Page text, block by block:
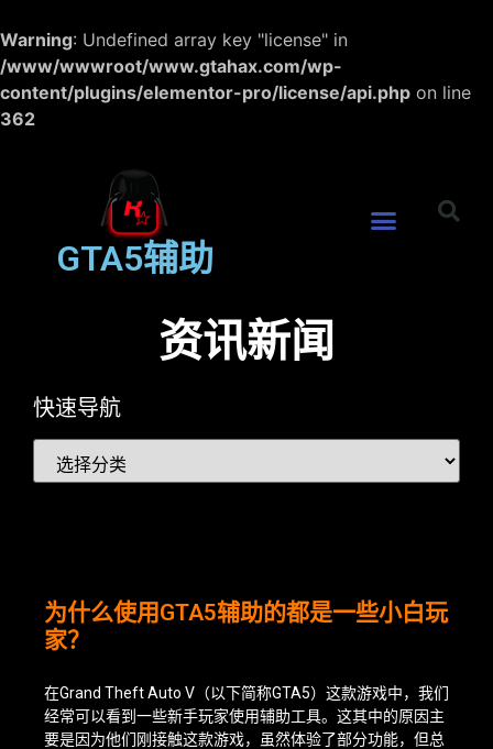
Warning: Undefined array key "license" in
/www/wwwroot/www.gtahax.com/wp-
content/plugins/elementor-pro/license/api.php on line
362
GTA5辅助
资讯新闻
快速导航
为什么使用GTA5辅助的都是一些小白玩
家？
在Grand Theft Auto V（以下简称GTA5）这款游戏中，我们
经常可以看到一些新手玩家使用辅助工具。这其中的原因主
要是因为他们刚接触这款游戏，虽然体验了部分功能，但总